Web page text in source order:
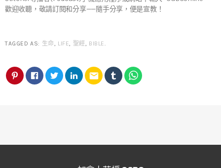
歡迎收聽，敬請訂閱和分享——隨手分享，便是宣教！
TAGGED AS: 生命, LIFE, 聖經, BIBLE.
email